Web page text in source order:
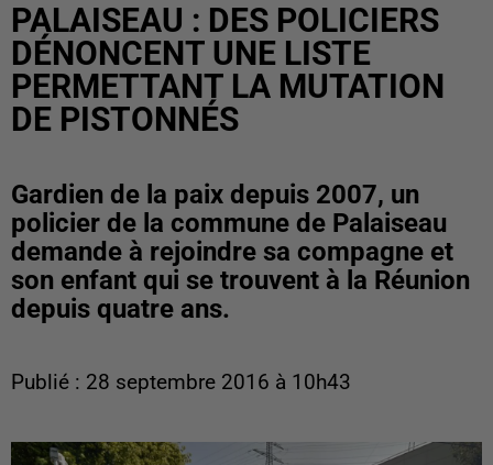
PALAISEAU : DES POLICIERS
DÉNONCENT UNE LISTE
PERMETTANT LA MUTATION
DE PISTONNÉS
Gardien de la paix depuis 2007, un
policier de la commune de Palaiseau
demande à rejoindre sa compagne et
son enfant qui se trouvent à la Réunion
depuis quatre ans.
Publié : 28 septembre 2016 à 10h43